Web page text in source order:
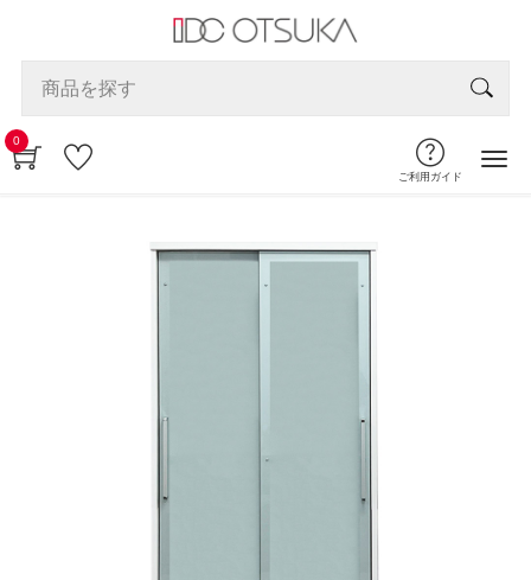
0
ご利用ガイド